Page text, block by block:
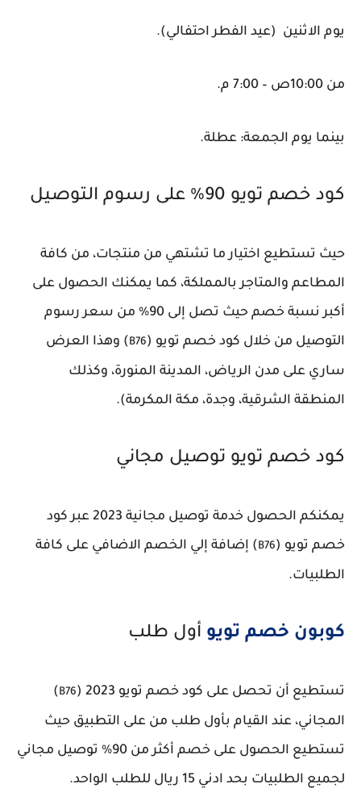
يوم الاثنين (عيد الفطر احتفالي).
من 10:00ص – 7:00 م.
بينما يوم الجمعة: عطلة.
كود خصم تويو 90% على رسوم التوصيل
حيث تستطيع اختيار ما تشتهي من منتجات، من كافة
المطاعم والمتاجر بالمملكة، كما يمكنك الحصول على
أكبر نسبة خصم حيث تصل إلى 90% من سعر رسوم
التوصيل من خلال كود خصم تويو (B76 ) وهذا العرض
ساري على مدن الرياض، المدينة المنورة، وكذلك
المنطقة الشرقية، وجدة، مكة المكرمة).
كود خصم تويو توصيل مجاني
يمكنكم الحصول خدمة توصيل مجانية 2023 عبر كود
خصم تويو (B76 ) إضافة إلي الخصم الاضافي على كافة
الطلبيات.
كوبون خصم تويو أول طلب
تستطيع أن تحصل على كود خصم تويو 2023 ( B76
)
المجاني، عند القيام بأول طلب من على التطبيق حيث
تستطيع الحصول على خصم أكثر من 90% توصيل مجاني
لجميع الطلبيات بحد ادني 15 ريال للطلب الواحد.